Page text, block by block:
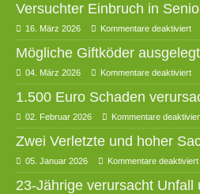
Versuchter Einbruch in
16. März 2026 Kommentare deaktiviert
Mögliche Giftköder ausgelegt
04. März 2026 Kommentare deaktiviert
1.500 Euro Schaden
02. Februar 2026 Kommentare
Zwei Verletzte und hoher
05. Januar 2026 Kommentare deaktiviert
23-Jährige verursacht Unfall